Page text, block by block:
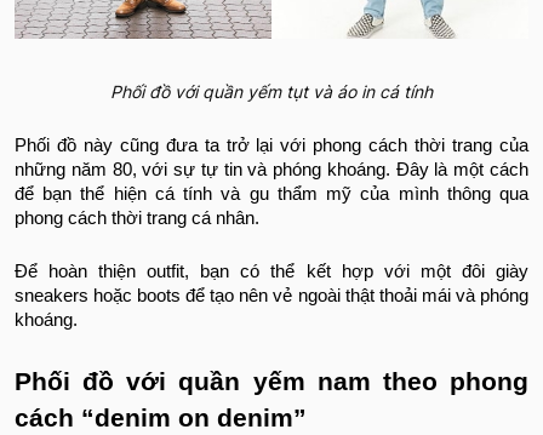
Phối đồ với quần yếm tụt và áo in cá tính
Phối đồ này cũng đưa ta trở lại với phong cách thời trang của
những năm 80, với sự tự tin và phóng khoáng. Đây là một cách
để bạn thể hiện cá tính và gu thẩm mỹ của mình thông qua
phong cách thời trang cá nhân.
Để hoàn thiện outfit, bạn có thể kết hợp với một đôi giày
sneakers hoặc boots để tạo nên vẻ ngoài thật thoải mái và phóng
khoáng.
Phối đồ với quần yếm nam theo phong
cách “denim on denim”